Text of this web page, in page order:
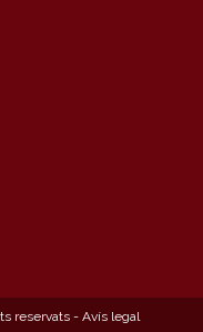
reservats - Avís legal